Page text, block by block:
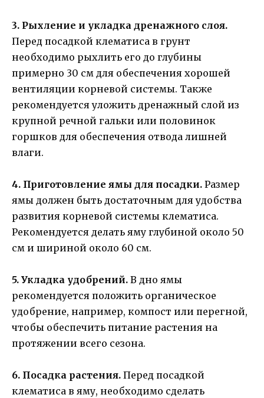
3. Рыхление и укладка дренажного слоя.
Перед посадкой клематиса в грунт
необходимо рыхлить его до глубины
примерно 30 см для обеспечения хорошей
вентиляции корневой системы. Также
рекомендуется уложить дренажный слой из
крупной речной гальки или половинок
горшков для обеспечения отвода лишней
влаги.
4. Приготовление ямы для посадки. Размер
ямы должен быть достаточным для удобства
развития корневой системы клематиса.
Рекомендуется делать яму глубиной около 50
см и шириной около 60 см.
5. Укладка удобрений. В дно ямы
рекомендуется положить органическое
удобрение, например, компост или перегной,
чтобы обеспечить питание растения на
протяжении всего сезона.
6. Посадка растения. Перед посадкой
клематиса в яму, необходимо сделать